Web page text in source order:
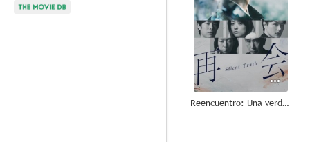
Reencuentro: Una verdad silenciada